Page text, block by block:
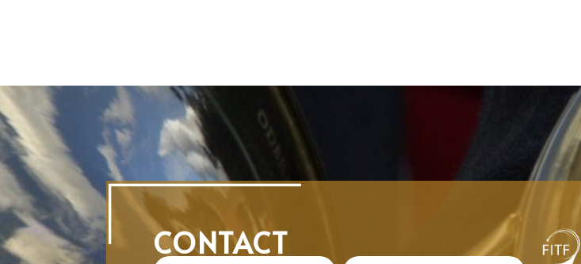
CONTACT